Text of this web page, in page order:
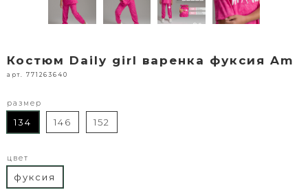
Костюм Daily girl варенка фуксия Am
арт. 771263640
размер
134 146 152
цвет
фуксия